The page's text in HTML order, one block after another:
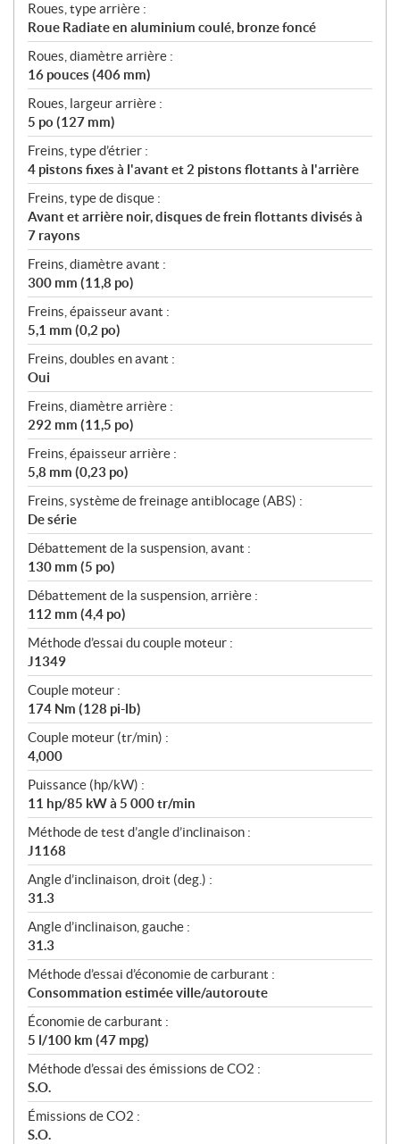
Roues, type arrière :
Roue Radiate en aluminium coulé, bronze foncé
Roues, diamètre arrière :
16 pouces (406 mm)
Roues, largeur arrière :
5 po (127 mm)
Freins, type d’étrier :
4 pistons fixes à l'avant et 2 pistons flottants à l'arrière
Freins, type de disque :
Avant et arrière noir, disques de frein flottants divisés à
7 rayons
Freins, diamètre avant :
300 mm (11,8 po)
Freins, épaisseur avant :
5,1 mm (0,2 po)
Freins, doubles en avant :
Oui
Freins, diamètre arrière :
292 mm (11,5 po)
Freins, épaisseur arrière :
5,8 mm (0,23 po)
Freins, système de freinage antiblocage (ABS) :
De série
Débattement de la suspension, avant :
130 mm (5 po)
Débattement de la suspension, arrière :
112 mm (4,4 po)
Méthode d’essai du couple moteur :
J1349
Couple moteur :
174 Nm (128 pi-lb)
Couple moteur (tr/min) :
4,000
Puissance (hp/kW) :
11 hp/85 kW à 5 000 tr/min
Méthode de test d’angle d’inclinaison :
J1168
Angle d’inclinaison, droit (deg.) :
31.3
Angle d’inclinaison, gauche :
31.3
Méthode d’essai d’économie de carburant :
Consommation estimée ville/autoroute
Économie de carburant :
5 l/100 km (47 mpg)
Méthode d’essai des émissions de CO2 :
S.O.
Émissions de CO2 :
S.O.